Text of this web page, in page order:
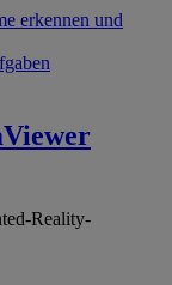
erkennen und
Reality-